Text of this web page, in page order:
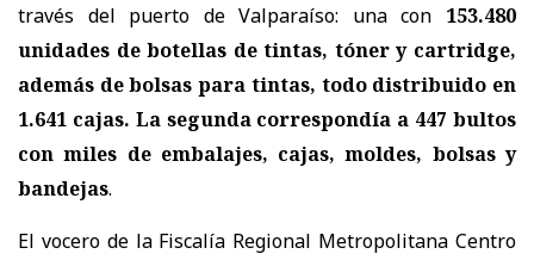
través del puerto de Valparaíso: una con 153.480
unidades de botellas de tintas, tóner y cartridge,
además de bolsas para tintas, todo distribuido en
1.641 cajas. La segunda correspondía a 447 bultos
con miles de embalajes, cajas, moldes, bolsas y
bandejas.
El vocero de la Fiscalía Regional Metropolitana Centro